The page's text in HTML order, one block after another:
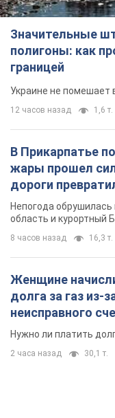
Значительные
полигоны: как
границей
Украине не помешает
12 часов назад 1,6 т.
В Прикарпатье
жары прошел
дороги
Непогода
область и курортный
8 часов назад 16,3 т.
Женщине
долга за газ из-
неисправного
вынес
Нужно ли платить
2 часа назад 30,1 т.